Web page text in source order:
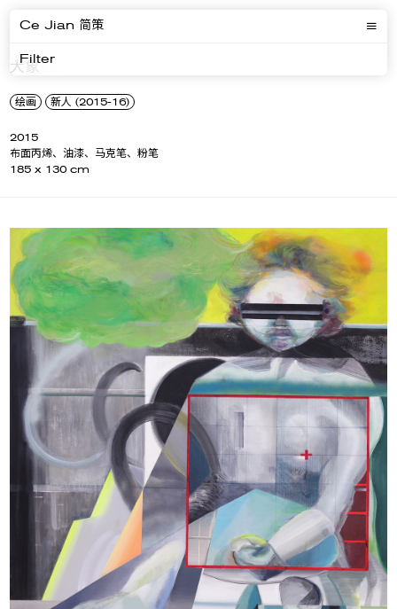
Ce Jian 简策
Filter
大象
绘画 新人 (2015-16)
2015
布面丙烯、油漆、马克笔、粉笔
185 x 130 cm